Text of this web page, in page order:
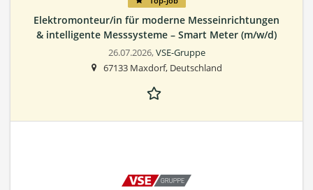
Elektromonteur/in für moderne Messeinrichtungen
& intelligente Messsysteme – Smart Meter (m/w/d)
26.07.2026,VSE-Gruppe
67133 Maxdorf, Deutschland